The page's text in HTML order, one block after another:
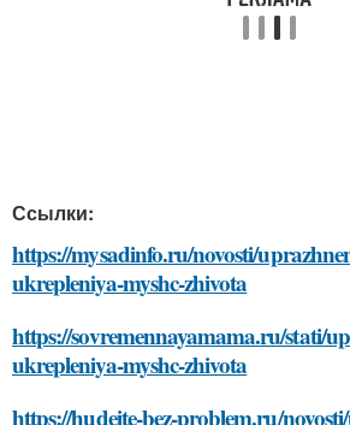
Ссылки:
https://mysadinfo.ru/novosti/
ukrepleniya-myshc-zhivota
https://sovremennayamama.ru/stati/
ukrepleniya-myshc-zhivota
https://hudeite-bez-problem.ru/